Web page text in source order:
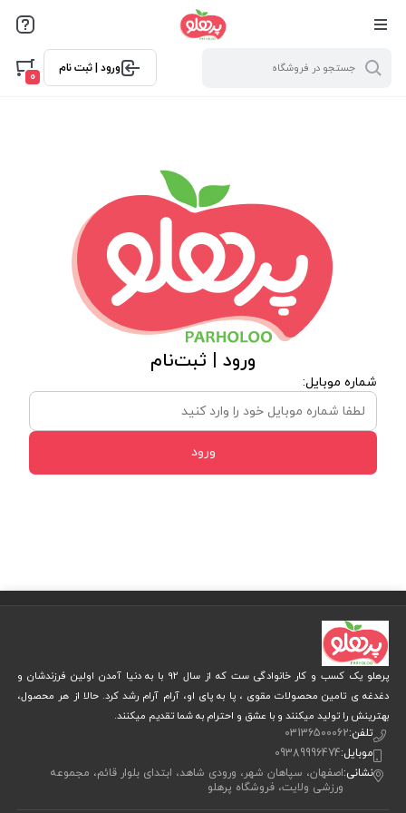
@media screen and (max-width: 500px) { .w-ch{bottom: 125px
!important; left:5px !important;} }
ورود | ثبت نام
0
ورود | ثبت‌نام
شماره موبایل:
ورود
پرهلو یک کسب و کار خانوادگی ست که از سال 92 با به دنیا آمدن اولین فرزندشان و
دغدغه ی تامین محصولات مقوی ، پا به پای او، آرام آرام رشد کرد. حالا از هر محصول،
بهترینش را تولید میکنند و با عشق و احترام به شما تقدیم میکنند.
تلفن:03136500062
موبایل:09389996474
نشانی:اصفهان، سپاهان شهر، ورودی شاهد، ابتدای بلوار قائم، مجموعه
ورزشی ولایت، فروشگاه پرهلو